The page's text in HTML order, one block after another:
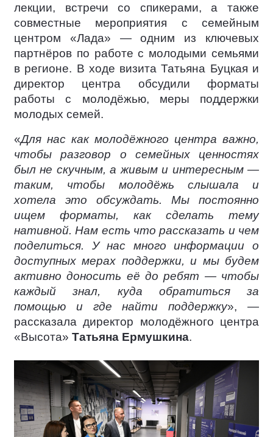
лекции, встречи со спикерами, а также
совместные мероприятия с семейным
центром «Лада» — одним из ключевых
партнёров по работе с молодыми семьями
в регионе. В ходе визита Татьяна Буцкая и
директор центра обсудили форматы
работы с молодёжью, меры поддержки
молодых семей.
«Для нас как молодёжного центра важно,
чтобы разговор о семейных ценностях
был не скучным, а живым и интересным —
таким, чтобы молодёжь слышала и
хотела это обсуждать. Мы постоянно
ищем форматы, как сделать тему
нативной. Нам есть что рассказать и чем
поделиться. У нас много информации о
доступных мерах поддержки, и мы будем
активно доносить её до ребят — чтобы
каждый знал, куда обратиться за
помощью и где найти поддержку», —
рассказала директор молодёжного центра
«Высота» Татьяна Ермушкина.